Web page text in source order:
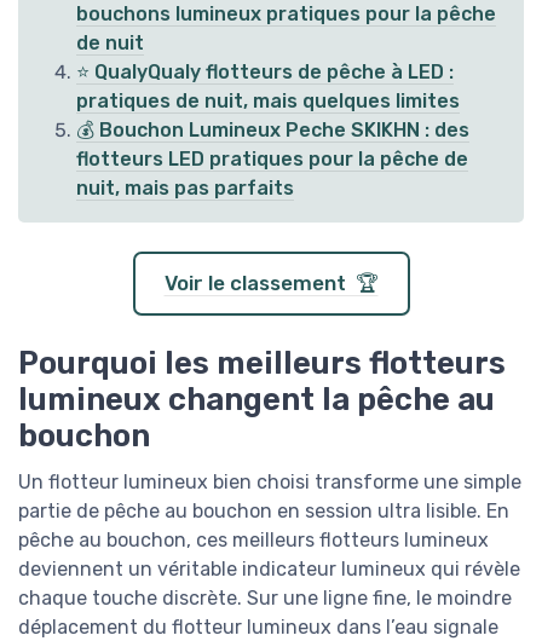
bouchons lumineux pratiques pour la pêche
de nuit
⭐ QualyQualy flotteurs de pêche à LED :
pratiques de nuit, mais quelques limites
💰 Bouchon Lumineux Peche SKIKHN : des
flotteurs LED pratiques pour la pêche de
nuit, mais pas parfaits
Voir le classement 🏆
Pourquoi les meilleurs flotteurs
lumineux changent la pêche au
bouchon
Un flotteur lumineux bien choisi transforme une simple
partie de pêche au bouchon en session ultra lisible. En
pêche au bouchon, ces meilleurs flotteurs lumineux
deviennent un véritable indicateur lumineux qui révèle
chaque touche discrète. Sur une ligne fine, le moindre
déplacement du flotteur lumineux dans l’eau signale